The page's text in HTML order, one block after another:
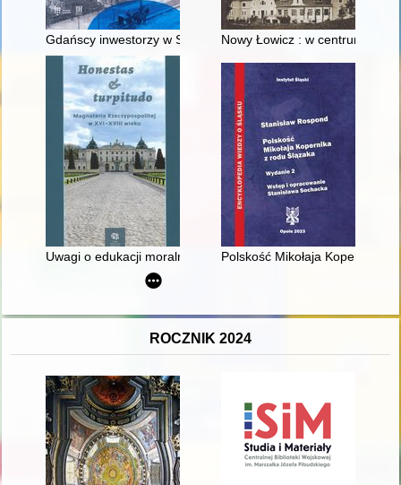
Gdańscy inwestorzy w Sopocie : prestiż finansowy i
Nowy Łowicz : w centrum
Uwagi o edukacji moralnej synów szlacheckich w XVI-
Polskość Mikołaja Kopernika z
ROCZNIK 2024